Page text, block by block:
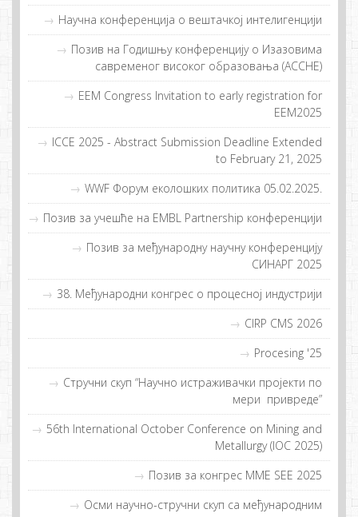
Научна конференција о вештачкој интелигенцији
Позив на Годишњу конференцију о Изазовима
савременог високог образовања (ACCHE)
EEM Congress Invitation to early registration for
EEM2025
ICCE 2025 - Abstract Submission Deadline Extended
to February 21, 2025
WWF Фoрум eкoлoшких пoлитикa 05.02.2025.
Пoзив зa учeшћe нa EMBL Partnership кoнфeрeнциjи
Позив за међународну научну конференцију
СИНАРГ 2025
38. Meђунaрoдни кoнгрeс o прoцeснoj индустриjи
CIRP CMS 2026
Procesing '25
Стручни скуп “Нaучнo истрaживaчки прojeкти пo
мeри приврeдe”
56th International October Conference on Mining and
Metallurgy (IOC 2025)
Позив за конгрес MME SEE 2025
Осми научно-стручни скуп са међународним